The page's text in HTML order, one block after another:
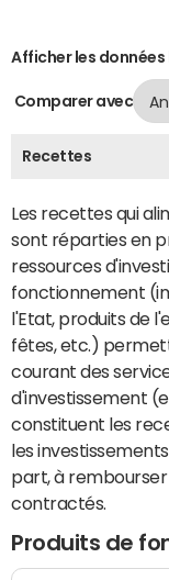
Afficher les
Comparer avec
Recettes
Les recettes qui
sont réparties en
ressources
fonctionnement
l'Etat, produits de
fêtes, etc.)
courant des
d'investissement
constituent les
les
part, à
contractés.
Produits de